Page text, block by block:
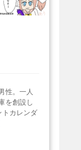
性。一人
を創設し
トカレンダ